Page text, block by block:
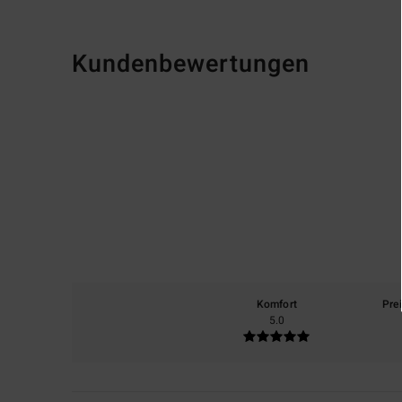
Kundenbewertungen
Komfort
5.0